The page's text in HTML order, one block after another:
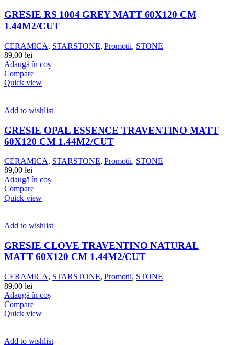
GRESIE RS 1004 GREY MATT 60X120 CM
1.44M2/CUT
CERAMICA, STARSTONE, Promotii, STONE
89,00 lei
Adaugă în coș
Compare
Quick view
Add to wishlist
GRESIE OPAL ESSENCE TRAVENTINO MATT
60X120 CM 1.44M2/CUT
CERAMICA, STARSTONE, Promotii, STONE
89,00 lei
Adaugă în coș
Compare
Quick view
Add to wishlist
GRESIE CLOVE TRAVENTINO NATURAL
MATT 60X120 CM 1.44M2/CUT
CERAMICA, STARSTONE, Promotii, STONE
89,00 lei
Adaugă în coș
Compare
Quick view
Add to wishlist